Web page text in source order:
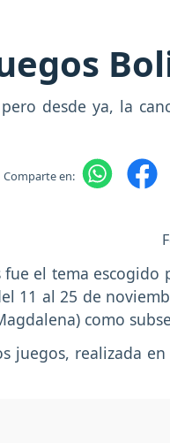
desde ya, la
Comparte en:
el tema escogido
11 al 25 de
como
juegos, realizada